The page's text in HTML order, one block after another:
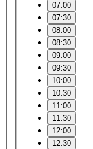
07:00
07:30
08:00
08:30
09:00
09:30
10:00
10:30
11:00
11:30
12:00
12:30